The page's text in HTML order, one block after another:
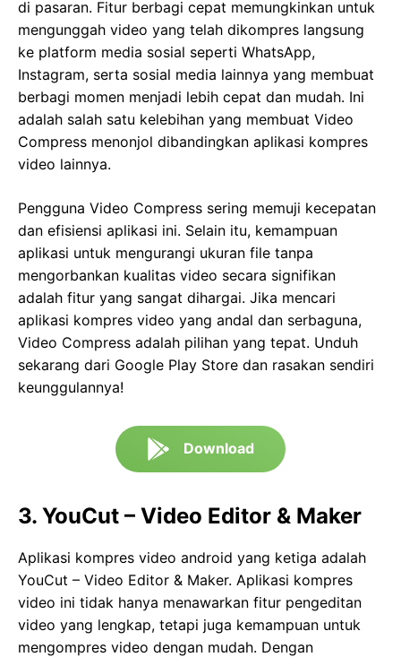
di pasaran. Fitur berbagi cepat memungkinkan untuk
mengunggah video yang telah dikompres langsung
ke platform media sosial seperti WhatsApp,
Instagram, serta sosial media lainnya yang membuat
berbagi momen menjadi lebih cepat dan mudah. Ini
adalah salah satu kelebihan yang membuat Video
Compress menonjol dibandingkan aplikasi kompres
video lainnya.
Pengguna Video Compress sering memuji kecepatan
dan efisiensi aplikasi ini. Selain itu, kemampuan
aplikasi untuk mengurangi ukuran file tanpa
mengorbankan kualitas video secara signifikan
adalah fitur yang sangat dihargai. Jika mencari
aplikasi kompres video yang andal dan serbaguna,
Video Compress adalah pilihan yang tepat. Unduh
sekarang dari Google Play Store dan rasakan sendiri
keunggulannya!
Download
3. YouCut – Video Editor & Maker
Aplikasi kompres video android yang ketiga adalah
YouCut – Video Editor & Maker. Aplikasi kompres
video ini tidak hanya menawarkan fitur pengeditan
video yang lengkap, tetapi juga kemampuan untuk
mengompres video dengan mudah. Dengan